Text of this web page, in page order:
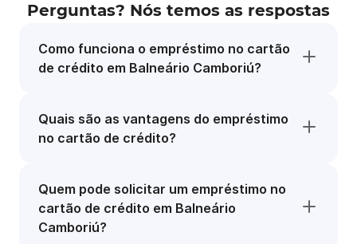
Perguntas? Nós temos as respostas
Como funciona o empréstimo no cartão
de crédito em Balneário Camboriú?
Quais são as vantagens do empréstimo
no cartão de crédito?
Quem pode solicitar um empréstimo no
cartão de crédito em Balneário
Camboriú?